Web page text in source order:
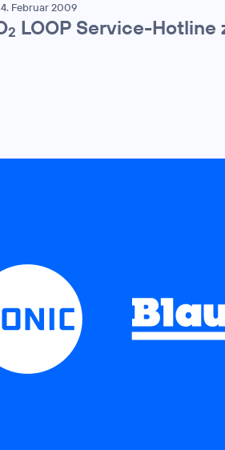
Februar 2009
2 LOOP Service-Hotline